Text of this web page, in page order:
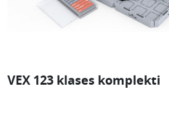
VEX 123 klases komplekti